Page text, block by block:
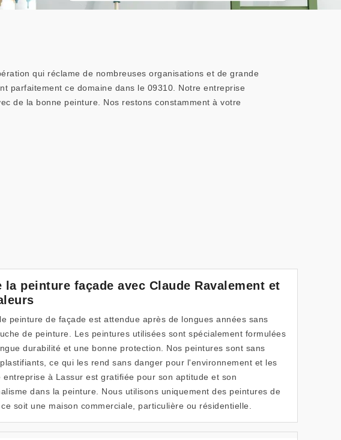
qui réclame de nombreuses organisations et de grande
parfaitement ce domaine dans le 09310. Notre entreprise
de la bonne peinture. Nos restons constamment à votre
la peinture façade avec Claude Ravalement et
peinture de façade est attendue après de longues années sans
de peinture. Les peintures utilisées sont spécialement formulées
durabilité et une bonne protection. Nos peintures sont sans
ce qui les rend sans danger pour l'environnement et les
entreprise à Lassur est gratifiée pour son aptitude et son
dans la peinture. Nous utilisons uniquement des peintures de
soit une maison commerciale, particulière ou résidentielle.